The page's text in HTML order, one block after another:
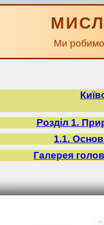
Ми робимо
Розділ 1.
1.1.
Галерея